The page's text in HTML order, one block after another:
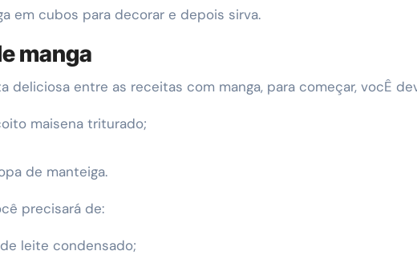
em cubos para decorar e depois sirva.
manga
deliciosa entre as receitas com manga, para começar, vocÊ
maisena triturado;
de manteiga.
precisará de:
leite condensado;